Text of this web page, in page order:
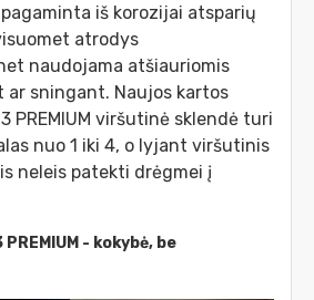
iš korozijai atsparių
atrodys
naudojama atšiauriomis
ar sningant. Naujos kartos
PREMIUM viršutinė sklendė turi
nuo 1 iki 4, o lyjant viršutinis
neleis patekti drėgmei į
PREMIUM - kokybė, be